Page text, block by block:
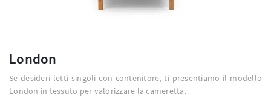
London
Se desideri letti singoli con contenitore, ti presentiamo il modello
London in tessuto per valorizzare la cameretta.